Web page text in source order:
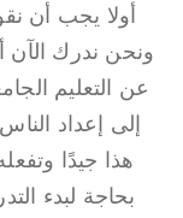
أولا يجب أن
ونحن ندرك الآن
عن التعليم
إلى إعداد
هذا جيدًا
بحاجة لبدء